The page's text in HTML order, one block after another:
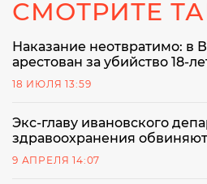
СМОТРИТЕ
Наказание неотвратимо: в
арестован за убийство 18-
18 ИЮЛЯ 13:59
Экс-главу ивановского
здравоохранения обвиняют
9 АПРЕЛЯ 14:07